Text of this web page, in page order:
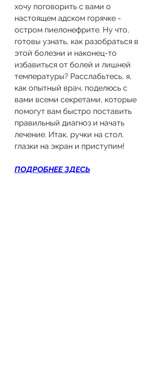
хочу поговорить с вами о
настоящем адском горячке -
остром пиелонефрите. Ну что,
готовы узнать, как разобраться в
этой болезни и наконец-то
избавиться от болей и лишней
температуры? Расслабьтесь, я,
как опытный врач, поделюсь с
вами всеми секретами, которые
помогут вам быстро поставить
правильный диагноз и начать
лечение. Итак, ручки на стол,
глазки на экран и приступим!
ПОДРОБНЕЕ ЗДЕСЬ